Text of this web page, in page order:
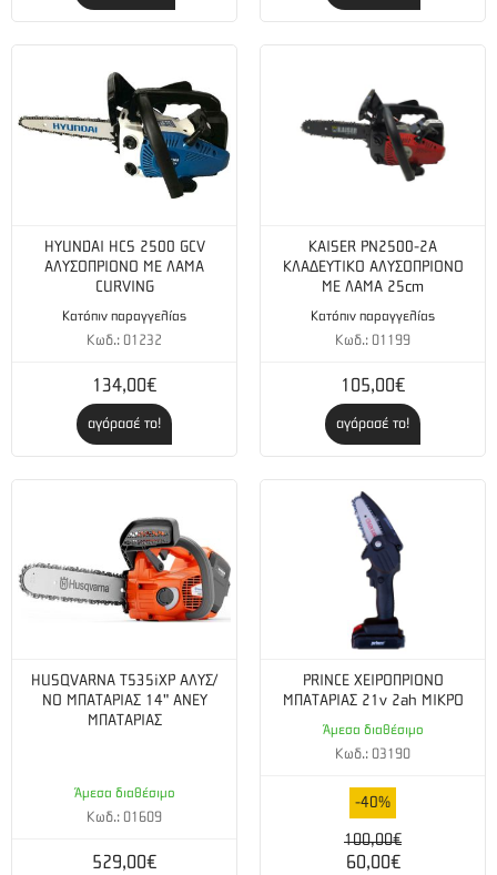
HYUNDAI HCS 2500 GCV
ΑΛΥΣΟΠΡΙΟΝΟ ΜΕ ΛΑΜΑ
CURVING
Κατόπιν παραγγελίας
Κωδ.: 01232
134,00€
αγόρασέ το!
KAISER PN2500-2A
ΚΛΑΔΕΥΤΙΚΟ ΑΛΥΣΟΠΡΙΟΝΟ
ΜΕ ΛΑΜΑ 25cm
Κατόπιν παραγγελίας
Κωδ.: 01199
105,00€
αγόρασέ το!
HUSQVARNA Τ535iXP ΑΛΥΣ/
ΝΟ ΜΠΑΤΑΡΙΑΣ 14" ΑΝΕΥ
ΜΠΑΤΑΡΙΑΣ
Άμεσα διαθέσιμο
Κωδ.: 01609
529,00€
PRINCE ΧΕΙΡΟΠΡΙΟΝΟ
ΜΠΑΤΑΡΙΑΣ 21v 2ah ΜΙΚΡΟ
Άμεσα διαθέσιμο
Κωδ.: 03190
-40%
100,00€
60,00€